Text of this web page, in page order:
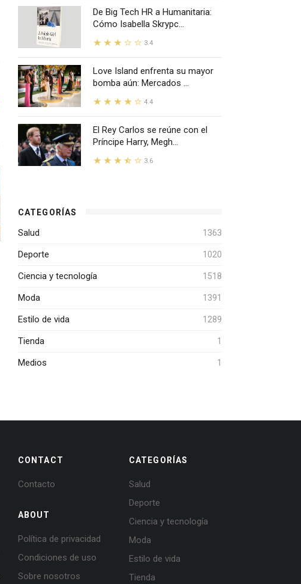
De Big Tech HR a Humanitaria:
Cómo Isabella Skrypc...
3.4
Love Island enfrenta su mayor
bomba aún: Mercados ...
4.4
El Rey Carlos se reúne con el
Príncipe Harry, Megh...
3.6
CATEGORÍAS
Salud 1363
Deporte 1020
Ciencia y tecnología 1518
Moda 1391
Estilo de vida 1289
Tienda 1
Medios 1
CONTACT
Contacto
ABOUT
Política de privacidad
Condiciones de uso
Sobre nosotros
CATEGORÍAS
Salud
Deporte
Ciencia y tecnología
Moda
Estilo de vida
Tienda